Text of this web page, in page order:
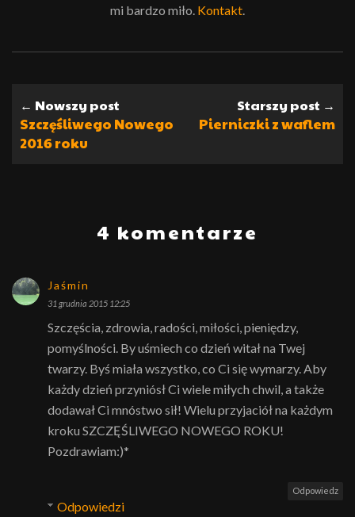
mi bardzo miło. Kontakt.
← Nowszy post
Szczęśliwego Nowego
2016 roku
Starszy post →
Pierniczki z waflem
4 komentarze
Jaśmin
31 grudnia 2015 12:25
Szczęścia, zdrowia, radości, miłości, pieniędzy,
pomyślności. By uśmiech co dzień witał na Twej
twarzy. Byś miała wszystko, co Ci się wymarzy. Aby
każdy dzień przyniósł Ci wiele miłych chwil, a także
dodawał Ci mnóstwo sił! Wielu przyjaciół na każdym
kroku SZCZĘŚLIWEGO NOWEGO ROKU!
Pozdrawiam:)*
Odpowiedz
Odpowiedzi